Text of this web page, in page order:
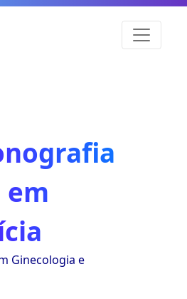
em
Ginecologia e